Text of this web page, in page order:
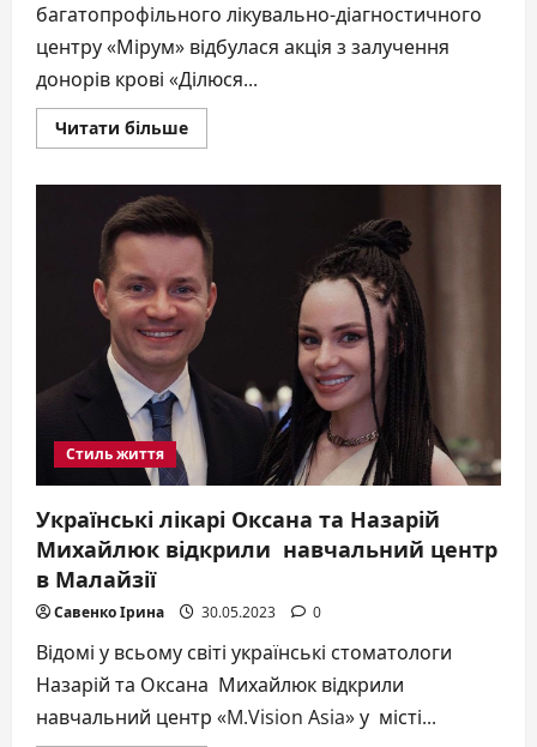
багатопрофільного лікувально-діагностичного
центру «Мірум» відбулася акція з залучення
донорів крові «Ділюся...
Читати більшеДокладніше
про
донорів
крові
зміцнює
культуру
донації
в
українському
суспільстві
Стиль життя
Українські лікарі Оксана та Назарій
Михайлюк відкрили навчальний центр
в Малайзії
Савенко Ірина 30.05.2023 0
Відомі у всьому світі українські стоматологи
Назарій та Оксана Михайлюк відкрили
навчальний центр «M.Vision Asia» у місті...